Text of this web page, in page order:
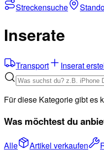
Streckensuche
Inserate
Transport Inserat
Für diese Kategorie gibt es
Was möchtest du
Alle Artikel verkaufen